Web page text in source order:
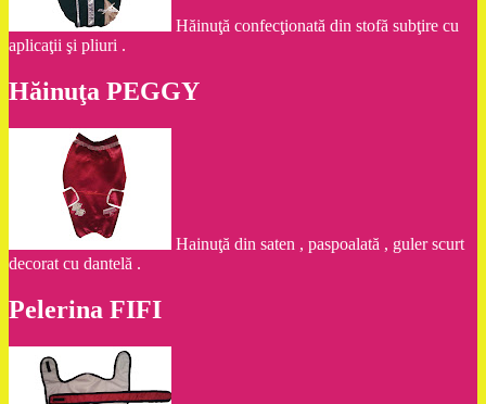
Hăinuţă confecţionată din stofă subţire cu
aplicaţii şi pliuri .
Hăinuţa PEGGY
Hainuţă din saten , paspoalată , guler scurt
decorat cu dantelă .
Pelerina FIFI